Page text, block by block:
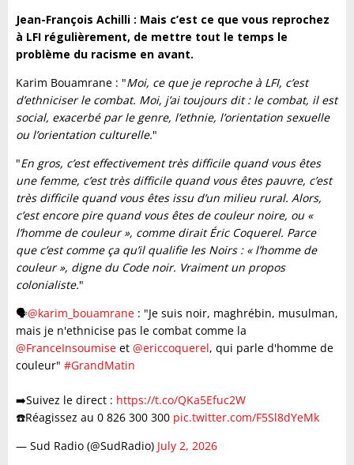
Jean-François Achilli : Mais c’est ce que vous reprochez
à LFI régulièrement, de mettre tout le temps le
problème du racisme en avant.
Karim Bouamrane : "Moi, ce que je reproche à LFI, c’est
d’ethniciser le combat. Moi, j’ai toujours dit : le combat, il est
social, exacerbé par le genre, l’ethnie, l’orientation sexuelle
ou l’orientation culturelle."
"En gros, c’est effectivement très difficile quand vous êtes
une femme, c’est très difficile quand vous êtes pauvre, c’est
très difficile quand vous êtes issu d’un milieu rural. Alors,
c’est encore pire quand vous êtes de couleur noire, ou «
l’homme de couleur », comme dirait Éric Coquerel. Parce
que c’est comme ça qu’il qualifie les Noirs : « l’homme de
couleur », digne du Code noir. Vraiment un propos
colonialiste."
🗣️@karim_bouamrane : "Je suis noir, maghrébin, musulman,
mais je n'ethnicise pas le combat comme la
@FranceInsoumise et @ericcoquerel, qui parle d'homme de
couleur" #GrandMatin
➡️Suivez le direct : https://t.co/QKa5Efuc2W
☎️Réagissez au 0 826 300 300 pic.twitter.com/F5Sl8dYeMk
— Sud Radio (@SudRadio) July 2, 2026